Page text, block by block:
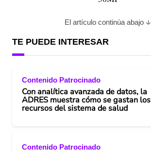
El artículo continúa abajo
TE PUEDE INTERESAR
Contenido Patrocinado
Con analítica avanzada de datos, la
ADRES muestra cómo se gastan los
recursos del sistema de salud
Contenido Patrocinado